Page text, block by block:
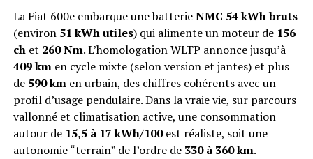
La Fiat 600e embarque une batterieNMC 54 kWh bruts
(environ 51 kWh utiles) qui alimente un moteur de 156
chet 260 Nm. L’homologation WLTP annonce jusqu’à
409 kmen cycle mixte (selon version et jantes) et plus
de 590 kmen urbain, des chiffres cohérents avec un
profil d’usage pendulaire. Dans la vraie vie, sur parcours
vallonné et climatisation active, une consommation
autour de 15,5 à 17 kWh/100est réaliste, soit une
autonomie “terrain” de l’ordre de 330 à 360 km.